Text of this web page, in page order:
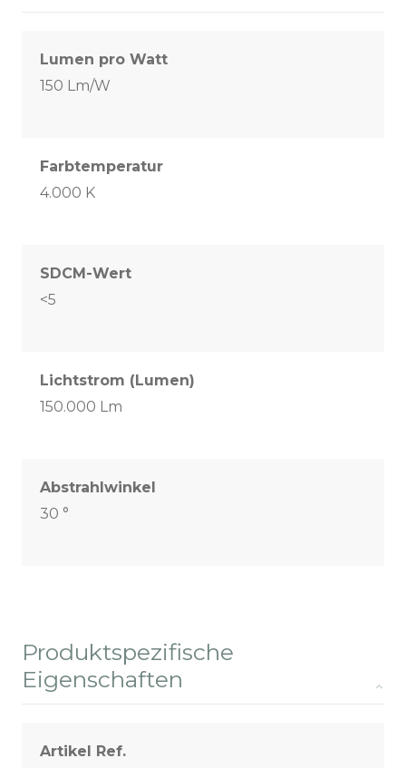
Lumen pro Watt
150 Lm/W
Farbtemperatur
4.000 K
SDCM-Wert
<5
Lichtstrom (Lumen)
150.000 Lm
Abstrahlwinkel
30 °
Produktspezifische
Eigenschaften
Artikel Ref.